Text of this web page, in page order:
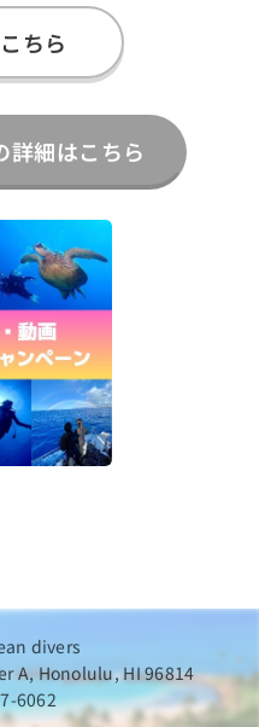
ちら
詳細はこちら
divers
A, Honolulu, HI 96814
6062